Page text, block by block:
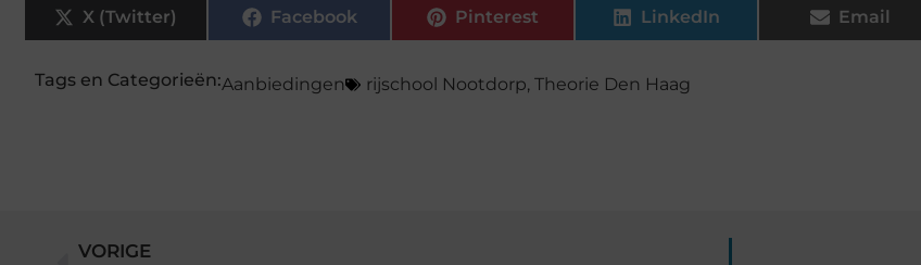
X (Twitter) Facebook Pinterest LinkedIn Email
Tags en Categorieën:Aanbiedingen rijschool Nootdorp, Theorie Den Haag
VORIGE